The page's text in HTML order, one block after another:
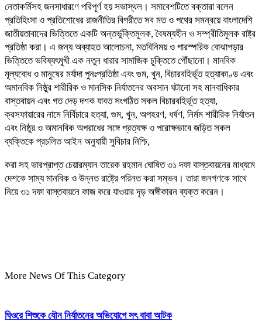
নেতাকর্মিসহ জনসাধারণে পরিপূর্ণ হয় সভাস্থল। সমাবেশটিতে বক্তারা বলেন
প্রতিহিংসা ও প্রতিশোধের রাজনীতির বিপরীতে সব মত ও পথের সমন্বয়ে বাংলাদেশি
জাতীয়তাবাদের ভিত্তিতে একটি অন্তর্ভুক্তিমূলক, বৈষম্যহীন ও সম্প্রীতিমূলক রাষ্ট্র
প্রতিষ্ঠা করা। এ জন্য অব্যাহত আলোচনা, মতবিনিময় ও পারস্পরিক বোঝাপড়ার
ভিত্তিতে ভবিষ্যৎমুখী এক নতুন ধারার সামাজিক চুক্তিতে পৌঁছানো। মানবিক
মূল্যবোধ ও মানুষের মর্যাদা পুনঃপ্রতিষ্ঠা এবং গুম, খুন, বিচারবহির্ভূত হত্যাকাণ্ড এবং
অমানবিক নিষ্ঠুর শারীরিক ও মানসিক নির্যাতনের অবসান ঘটানো সহ মানবাধিকার
বাস্তবায়ন এবং গত দেড় দশক যাবত সংগঠিত সকল বিচারবহির্ভূত হত্যা,
ক্রসফায়ারের নামে নির্বিচারে হত্যা, গুম, খুন, অপহরণ, ধর্ষণ, নির্মম শারীরিক নির্যাতন
এবং নিষ্ঠুর ও অমানবিক অপরাধের সঙ্গে প্রত্যক্ষ ও পরোক্ষভাবে জড়িত সকল
ব্যক্তিকে প্রচলিত আইন অনুযায়ী সুবিচার নিশ্চি,
করা সহ ভারপ্রাপ্ত চেয়ারম্যান তারেক রহমান ঘোষিত ৩১ দফা বাস্তবায়নের মাধ্যমে
দেশকে সাম্য মানবিক ও উন্নত রাষ্ট্রে পরিনত করা সম্ভব। তারা জনগণকে সাথে
নিয়ে ৩১ দফা বাস্তবায়নে কাজ করে যাওয়ার দৃড় অঙ্গীকারন ব্যক্ত করেন।
More News Of This Category
ঘিওরে শিশুকে যৌন নির্যাতনের অভিযোগে সৎ বাবা আটক